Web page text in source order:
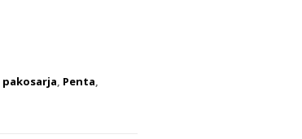
pakosarja, Penta,